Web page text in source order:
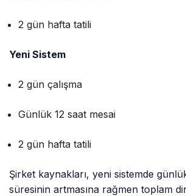
2 gün hafta tatili
Yeni Sistem
2 gün çalışma
Günlük 12 saat mesai
2 gün hafta tatili
Şirket kaynakları, yeni sistemde
süresinin artmasına rağmen toplam